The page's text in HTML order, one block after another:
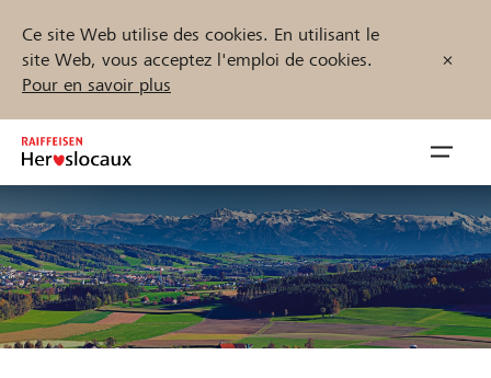
Ce site Web utilise des cookies. En utilisant le
site Web, vous acceptez l'emploi de cookies.
Pour en savoir plus
Inhalt
springen
öffnen
Trouvez des projets et des organisations
Démarrez maintenant